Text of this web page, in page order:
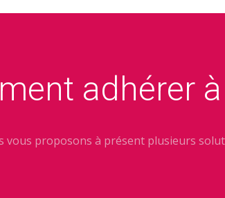
adhérer à
vous proposons à présent plusieurs